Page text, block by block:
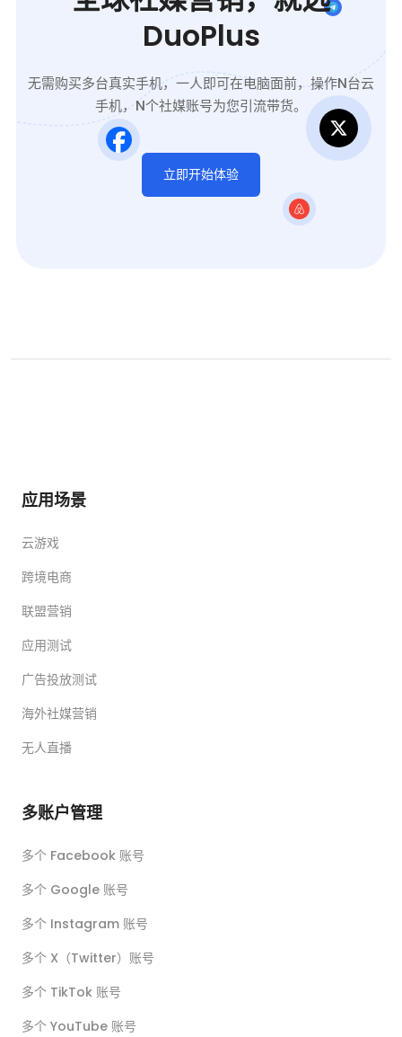
DuoPlus
无需购买多台真实手机，一人即可在电脑面前，操作N台云
手机，N个社媒账号为您引流带货。
立即开始体验
应用场景
云游戏
跨境电商
联盟营销
应用测试
广告投放测试
海外社媒营销
无人直播
多账户管理
多个 Facebook 账号
多个 Google 账号
多个 Instagram 账号
多个 X（Twitter）账号
多个 TikTok 账号
多个 YouTube 账号